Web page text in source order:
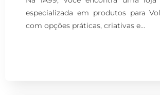
especializada em produtos para
com opções práticas, criativas e…